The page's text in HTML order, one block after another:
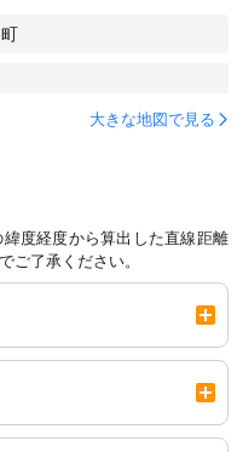
大きな地図で見る
度経度から算出した直線距離
ご了承ください。